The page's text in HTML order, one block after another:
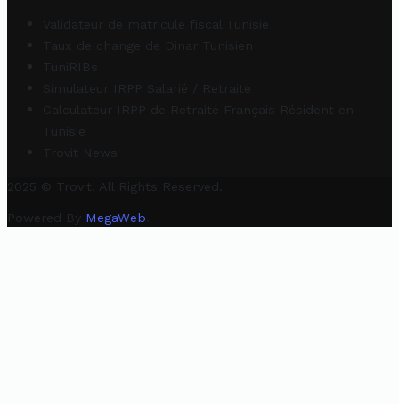
Validateur de matricule fiscal Tunisie
Taux de change de Dinar Tunisien
TuniRIBs
Simulateur IRPP Salarié / Retraité
Calculateur IRPP de Retraité Français Résident en
Tunisie
Trovit News
2025 © Trovit. All Rights Reserved.
Powered By MegaWeb